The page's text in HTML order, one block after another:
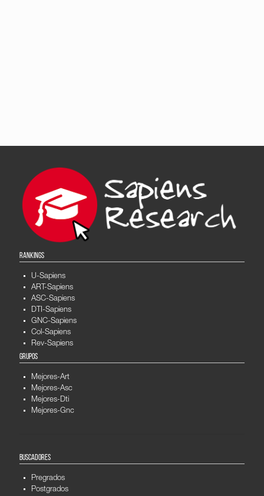
RANKINGS
U-Sapiens
ART-Sapiens
ASC-Sapiens
DTI-Sapiens
GNC-Sapiens
Col-Sapiens
Rev-Sapiens
GRUPOS
Mejores-Art
Mejores-Asc
Mejores-Dti
Mejores-Gnc
BUSCADORES
Pregrados
Postgrados